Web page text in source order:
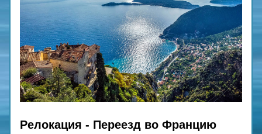
Релокация - Переезд во Францию